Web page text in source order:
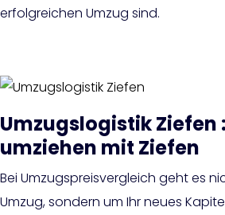
erfolgreichen Umzug sind.
Umzugslogistik Ziefen
umziehen mit Ziefen
Bei Umzugspreisvergleich geht es
Umzug, sondern um Ihr neues